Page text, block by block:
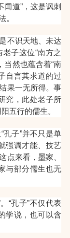
闻道”，这是讽刺
。
不识天地、未达
子这位“南方之
当然也蕴含着“南
自言其求道的过
果一无所得。事
究，此处老子所
五行的儒生。
孔子”并不只是单
强调才能、技艺
点来看，墨家、
与部分儒生也无
“孔子”不仅代表
学说，也可以含